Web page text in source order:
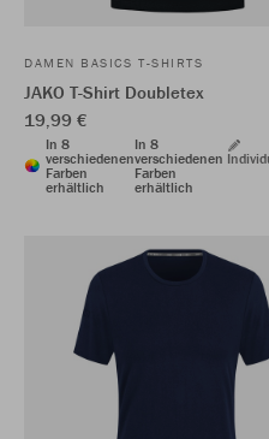
DAMEN BASICS T-SHIRTS
JAKO T-Shirt Doubletex
19,99 €
In 8
verschiedenen
Farben
erhältlich
In 8
verschiedenen
Farben
erhältlich